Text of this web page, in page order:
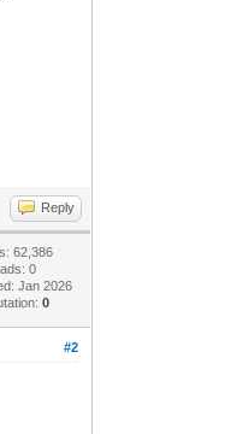
Reply
62,386
0
Jan 2026
0
#2